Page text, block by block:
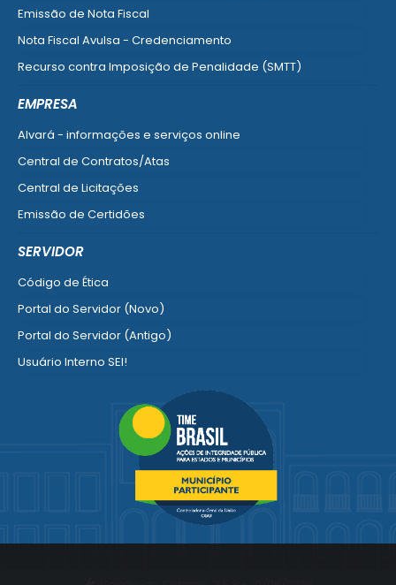
Emissão de Nota Fiscal
Nota Fiscal Avulsa - Credenciamento
Recurso contra Imposição de Penalidade (SMTT)
EMPRESA
Alvará - informações e serviços online
Central de Contratos/Atas
Central de Licitações
Emissão de Certidões
SERVIDOR
Código de Ética
Portal do Servidor (Novo)
Portal do Servidor (Antigo)
Usuário Interno SEI!
Portal do Segurado
Manual de Gestão Patrimonial
Ver mais serviços para o Servidor